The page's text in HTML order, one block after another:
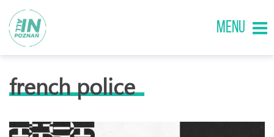
MENU
french police